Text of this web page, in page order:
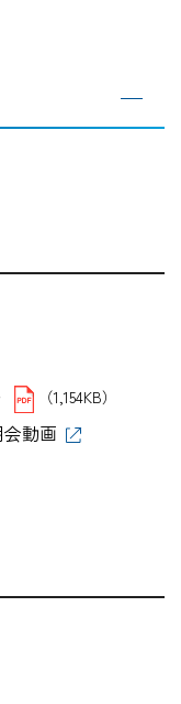
（1,154KB）
動画